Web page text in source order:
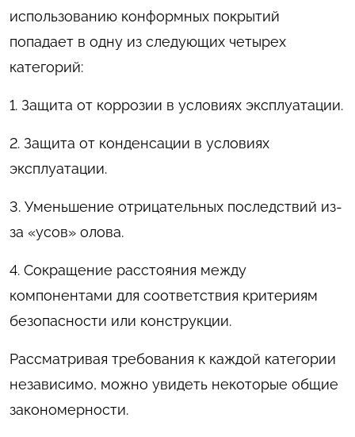
использованию конформных покрытий
попадает в одну из следующих четырех
категорий:
1. Защита от коррозии в условиях эксплуатации.
2. Защита от конденсации в условиях
эксплуатации.
3. Уменьшение отрицательных последствий из-
за «усов» олова.
4. Сокращение расстояния между
компонентами для соответствия критериям
безопасности или конструкции.
Рассматривая требования к каждой категории
независимо, можно увидеть некоторые общие
закономерности.